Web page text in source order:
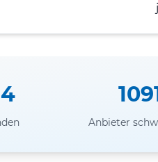
Anbieter